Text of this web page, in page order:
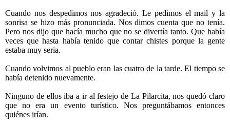
Cuando nos despedimos nos agradeció. Le pedimos el mail y la
sonrisa se hizo más pronunciada. Nos dimos cuenta que no tenía.
Pero nos dijo que hacía mucho que no se divertía tanto. Que había
veces que hasta había tenido que contar chistes porque la gente
estaba muy seria.
Cuando volvimos al pueblo eran las cuatro de la tarde. El tiempo se
había detenido nuevamente.
Ninguno de ellos iba a ir al festejo de La Pilarcita, nos quedó claro
que no era un evento turístico. Nos preguntábamos entonces
quiénes irían.